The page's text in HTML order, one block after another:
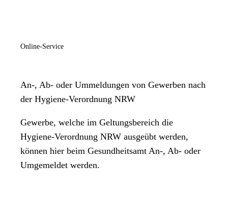
Online-Service
An-, Ab- oder Ummeldungen von Gewerben nach
der Hygiene-Verordnung NRW
Gewerbe, welche im Geltungsbereich die
Hygiene-Verordnung NRW ausgeübt werden,
können hier beim Gesundheitsamt An-, Ab- oder
Umgemeldet werden.